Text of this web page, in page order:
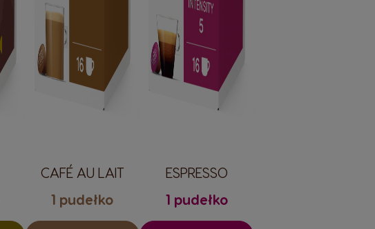
CAFÉ AU LAIT
1 pudełko
ESPRESSO
1 pudełko